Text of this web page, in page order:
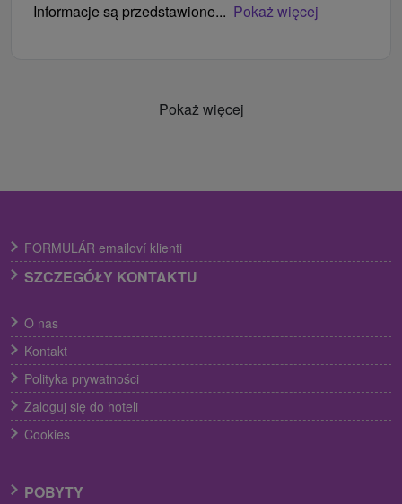
Informacje są przedstawione... Pokaż więcej
Pokaż więcej
FORMULÁR emailoví klienti
SZCZEGÓŁY KONTAKTU
O nas
Kontakt
Polityka prywatności
Zaloguj się do hoteli
Cookies
POBYTY